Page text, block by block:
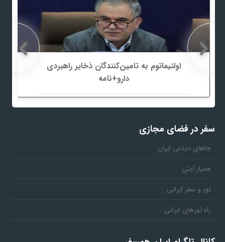
اولتیماتوم به تامین‌کنندگان ذخایر راهبردی
دارو+نامه
سفر در فضای مجازی
جاهای دیدنی ایران
همیار آیتی
تور و سفر ایرانی
راه تورهای ایرانی